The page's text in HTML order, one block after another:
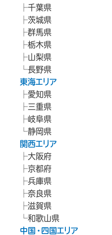
千葉県
茨城県
群馬県
栃木県
山梨県
長野県
東海エリア
愛知県
三重県
岐阜県
静岡県
関西エリア
大阪府
京都府
兵庫県
奈良県
滋賀県
和歌山県
中国・四国エリア